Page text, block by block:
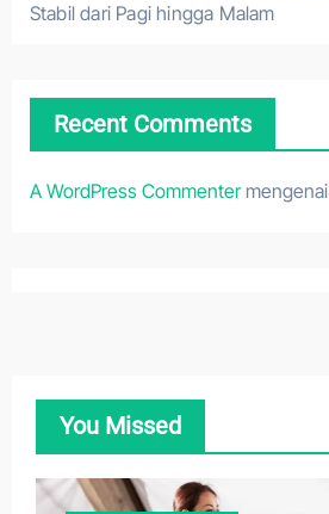
Stabil dari Pagi hingga Malam
Recent Comments
A WordPress Commentermengenai
You Missed